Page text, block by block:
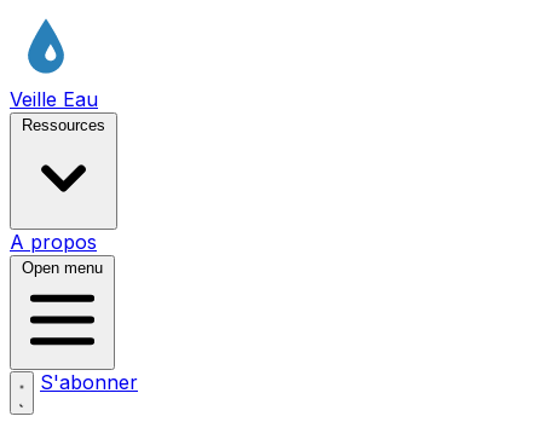
Veille Eau
Ressources
A propos
Open menu
S'abonner